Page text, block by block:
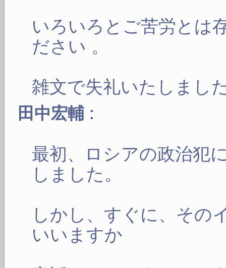
いろいろとご苦労とは
ださい 。
雑文で失礼いたしまし
田中宏輔 :
最初、ロシアの政治犯
しました。
しかし、すぐに、その
いいますか